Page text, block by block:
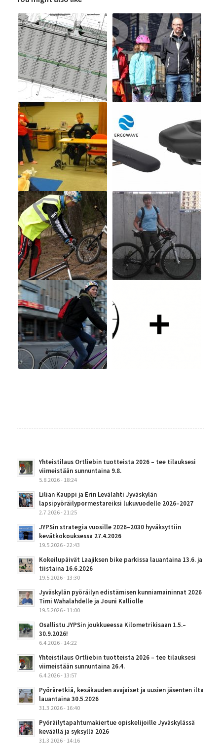
Yhteistilaus Ortliebin tuotteista 2026 – tee tilauksesi
viimeistään sunnuntaina 9.8.
5.8.2026 - 18:24
Lilian Kauppi ja Erin Levälahti Jyväskylän
lapsipyöräilypormestareiksi lukuvuodelle 2026–2027
2.7.2026 - 21:25
JYPSin strategia vuosille 2026–2030 hyväksyttiin
kevätkokouksessa 27.4.2026
19.5.2026 - 22:43
Kokeilupäivät Laajiksen bike parkissa lauantaina 13.6. ja
tiistaina 16.6.2026
19.5.2026 - 13:30
Jyväskylän pyöräilyn edistämisen kunniamaininnat 2026
Timi Wahalahdelle ja Jouni Kalliolle
19.5.2026 - 11:00
Osallistu JYPSin joukkueessa Kilometrikisaan 1.5.–
30.9.2026!
6.4.2026 - 14:22
Yhteistilaus Ortliebin tuotteista 2026 – tee tilauksesi
viimeistään sunnuntaina 26.4.
6.4.2026 - 13:57
Pyöräretkiä, kesäkauden avajaiset ja uusien jäsenten ilta
lauantaina 30.5.2026
31.3.2026 - 16:40
Pyöräilytapahtumakiertue opiskelijoille Jyväskylässä
keväällä ja syksyllä 2026
31.3.2026 - 14:16